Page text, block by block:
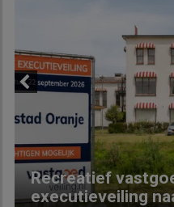
Recreatief
executieveiling